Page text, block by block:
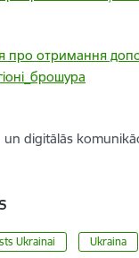
про отримання
digitālās
Ukrainai Ukraina